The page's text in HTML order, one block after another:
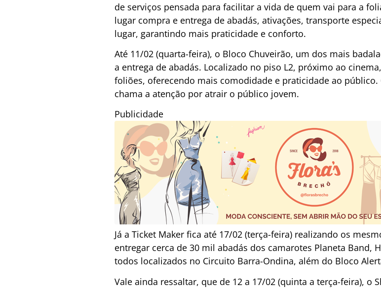
de serviços pensada para facilitar a vida de quem vai para a
lugar compra e entrega de abadás, ativações, transporte
lugar, garantindo mais praticidade e conforto.
Até 11/02 (quarta-feira), o Bloco Chuveirão, um dos mais
a entrega de abadás. Localizado no piso L2, próximo ao
foliões, oferecendo mais comodidade e praticidade ao
chama a atenção por atrair o público jovem.
Publicidade
Já a Ticket Maker fica até 17/02 (terça-feira) realizando os
entregar cerca de 30 mil abadás dos camarotes Planeta Band,
todos localizados no Circuito Barra-Ondina, além do Bloco
Vale ainda ressaltar, que de 12 a 17/02 (quinta a terça-feira), o